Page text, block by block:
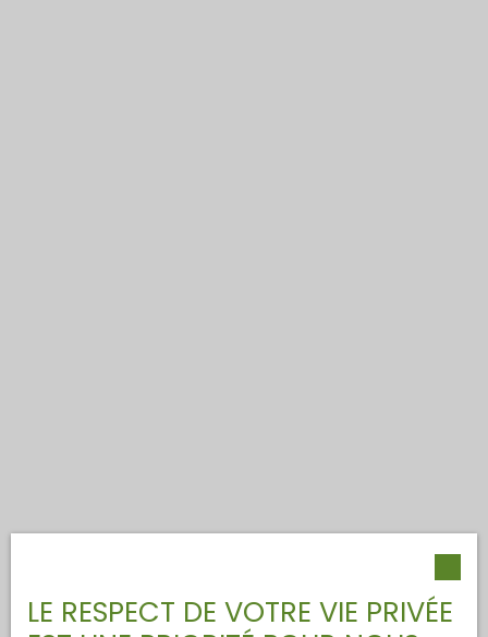
LE RESPECT DE VOTRE VIE PRIVÉE